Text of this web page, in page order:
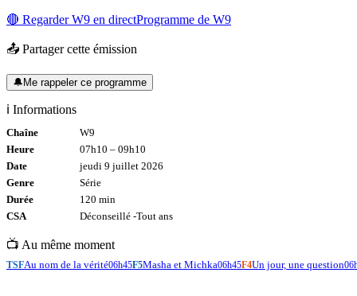
🔴 RegarderW9 en directProgramme de W9
📤 Partager cette émission
🔔Me rappeler ce programme
ℹ️ Informations
Chaîne
W9
Heure
07h10 – 09h10
Date
jeudi 9 juillet 2026
Genre
Série
Durée
120 min
CSA
Déconseillé -Tout ans
📺 Au même moment
TSFAu nom de la vérité06h45F5Masha et Michka06h45F4Un jour, une question